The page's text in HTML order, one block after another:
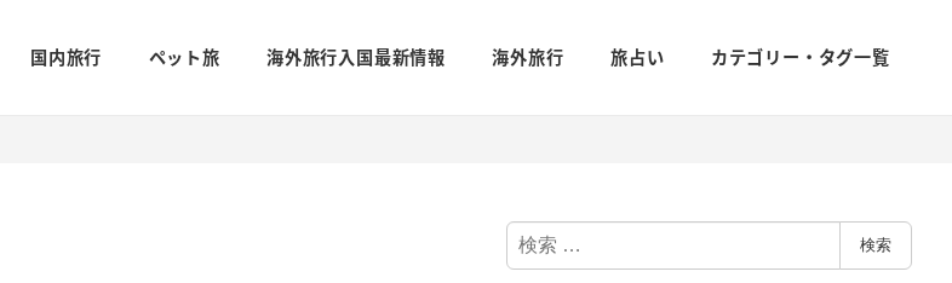
国内旅行 ペット旅 海外旅行入国最新情報 海外旅行 旅占い カテゴリー・タグ一覧
検
索
検索